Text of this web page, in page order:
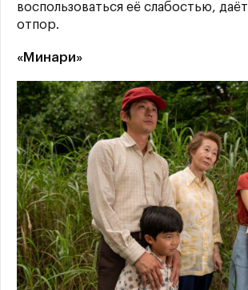
воспользоваться её слабостью,
отпор.
«Минари»